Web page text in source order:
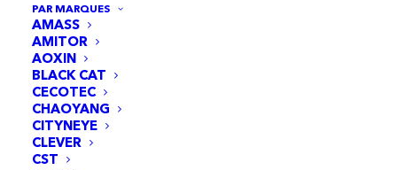
PAR MARQUES
AMASS
AMITOR
AOXIN
BLACK CAT
CECOTEC
CHAOYANG
CITYNEYE
CLEVER
CST